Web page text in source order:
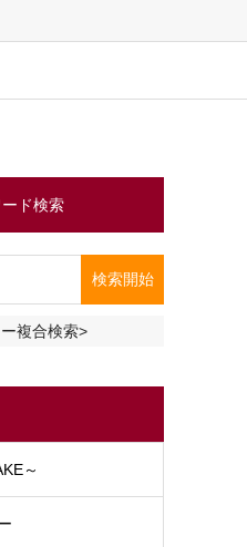
ド検索
複合検索>
～